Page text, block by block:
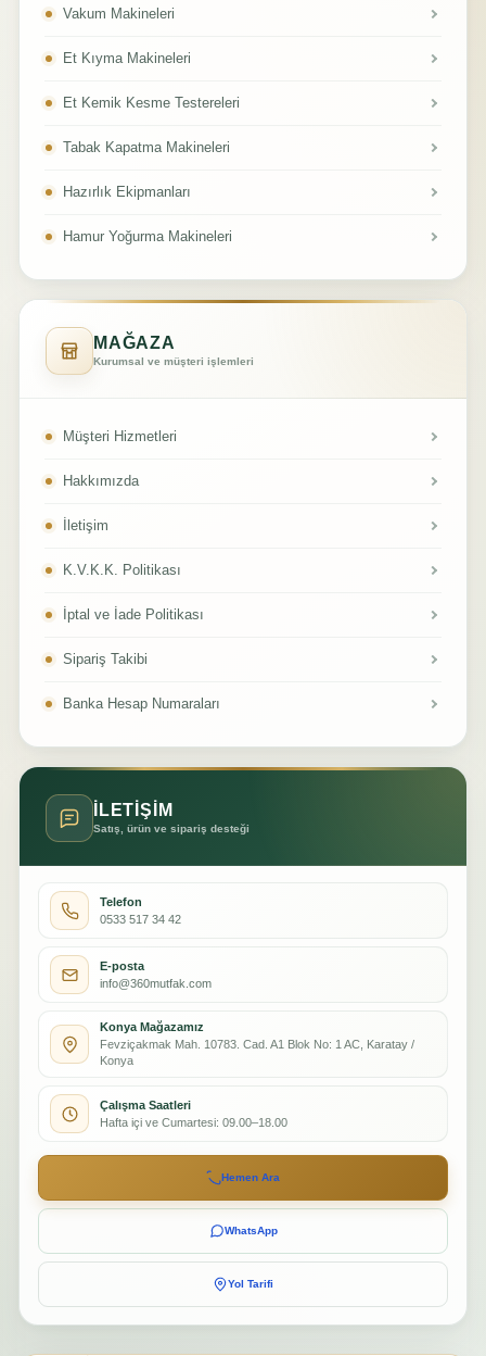
Vakum Makineleri
Et Kıyma Makineleri
Et Kemik Kesme Testereleri
Tabak Kapatma Makineleri
Hazırlık Ekipmanları
Hamur Yoğurma Makineleri
MAĞAZA
Kurumsal ve müşteri işlemleri
Müşteri Hizmetleri
Hakkımızda
İletişim
K.V.K.K. Politikası
İptal ve İade Politikası
Sipariş Takibi
Banka Hesap Numaraları
İLETİŞİM
Satış, ürün ve sipariş desteği
Telefon
0533 517 34 42
E-posta
info@360mutfak.com
Konya Mağazamız
Fevziçakmak Mah. 10783. Cad. A1 Blok No: 1 AC, Karatay /
Konya
Çalışma Saatleri
Hafta içi ve Cumartesi: 09.00–18.00
Hemen Ara
WhatsApp
Yol Tarifi